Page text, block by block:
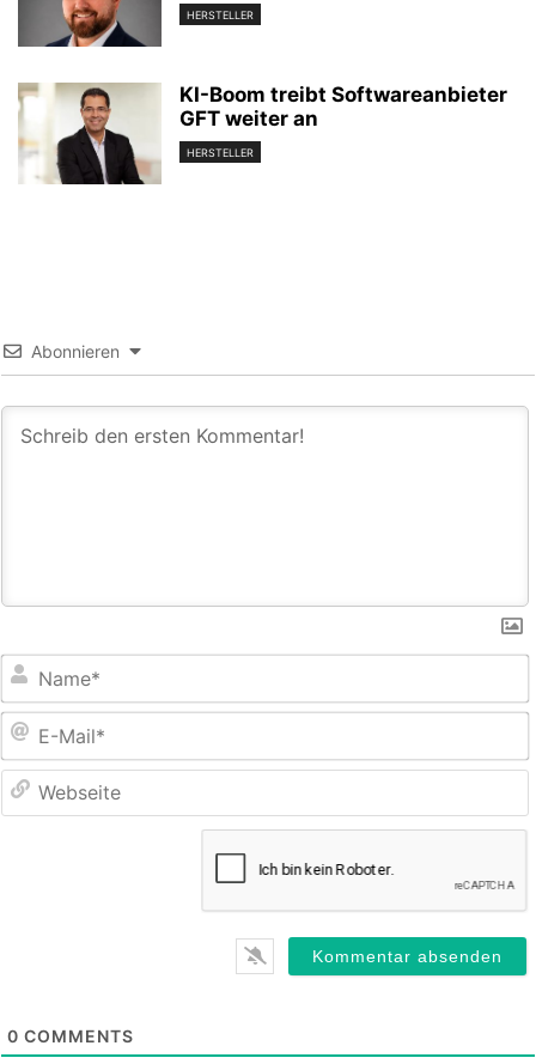
HERSTELLER
KI-Boom treibt Softwareanbieter
GFT weiter an
HERSTELLER
Abonnieren
0 COMMENTS